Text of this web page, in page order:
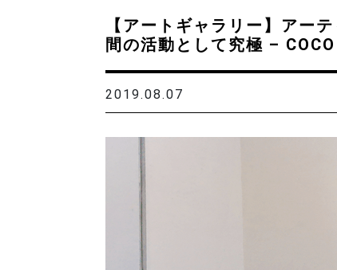
【アートギャラリー】アー
間の活動として究極 –
2019.08.07